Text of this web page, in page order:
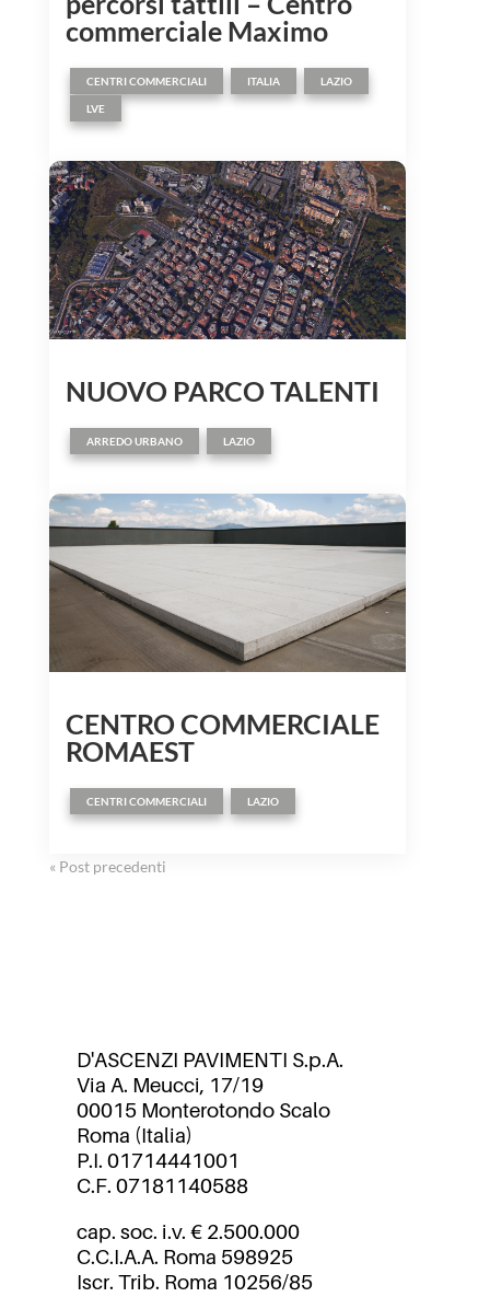
commerciale Maximo
CENTRI COMMERCIALI
,
ITALIA
,
LAZIO
,
LVE
NUOVO PARCO TALENTI
ARREDO URBANO
,
LAZIO
CENTRO COMMERCIALE
ROMAEST
CENTRI COMMERCIALI
,
LAZIO
« Post precedenti
D'ASCENZI PAVIMENTI S.p.A.
Via A. Meucci, 17/19
00015 Monterotondo Scalo
Roma (Italia)
P.I. 01714441001
C.F. 07181140588
cap. soc. i.v. € 2.500.000
C.C.I.A.A. Roma 598925
Iscr. Trib. Roma 10256/85